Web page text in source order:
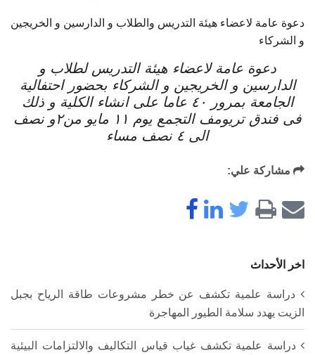
دعوة عامة لاعضاء هيئة التدريس والطلاب و الدارسين و الخريجين
و الشركاء
دعوة عامة لاعضاء هيئة التدريس لطلاب و
الدارسين و الخريجين و الشركاء بحضور احتفالية
الجامعة بمرور ٤٠ عاما على انشاء الكلية و ذلك
فى فندق تريومف التجمع يوم ١١ مايو من٢و نصف
الى ٤ نصف مساء
مشاركة علي:
اخر الأحداث
دراسة علمية تكشف عن خطر مشروعات طاقة الرياح بجبل
الزيت يهدد سلامة الطيور المهاجرة
دراسة علمية تكشف غياب قياس التكاليف والالتزامات البيئية